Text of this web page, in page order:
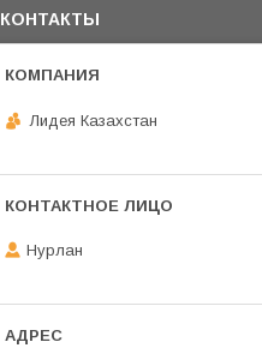
КОНТАКТЫ
Лидея Казахстан
Нурлан